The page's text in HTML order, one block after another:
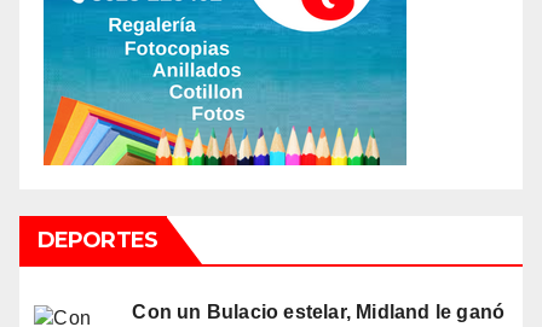
DEPORTES
Con un Bulacio estelar, Midland le ganó